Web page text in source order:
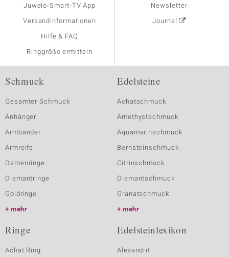
Juwelo-Smart-TV App
Versandinformationen
Hilfe & FAQ
Ringgröße ermitteln
Newsletter
Journal
Schmuck
Gesamter Schmuck
Anhänger
Armbänder
Armreife
Damenringe
Diamantringe
Goldringe
mehr
Edelsteine
Achatschmuck
Amethystschmuck
Aquamarinschmuck
Bernsteinschmuck
Citrinschmuck
Diamantschmuck
Granatschmuck
mehr
Ringe
Achat Ring
Edelsteinlexikon
Alexandrit